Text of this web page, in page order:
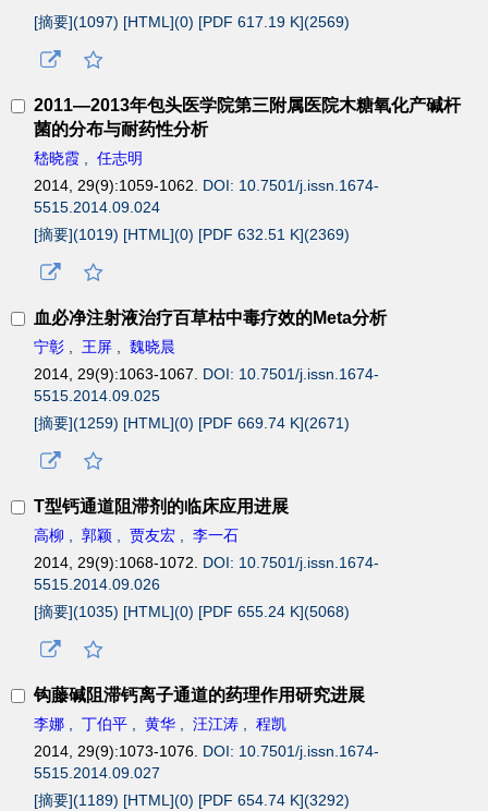
[摘要](1097) [HTML](0) [PDF 617.19 K](2569)
2011—2013年包头医学院第三附属医院木糖氧化产碱杆
菌的分布与耐药性分析
嵇晓霞 , 任志明
2014, 29(9):1059-1062. DOI: 10.7501/j.issn.1674-
5515.2014.09.024
[摘要](1019) [HTML](0) [PDF 632.51 K](2369)
血必净注射液治疗百草枯中毒疗效的Meta分析
宁彰 , 王屏 , 魏晓晨
2014, 29(9):1063-1067. DOI: 10.7501/j.issn.1674-
5515.2014.09.025
[摘要](1259) [HTML](0) [PDF 669.74 K](2671)
T型钙通道阻滞剂的临床应用进展
高柳 , 郭颖 , 贾友宏 , 李一石
2014, 29(9):1068-1072. DOI: 10.7501/j.issn.1674-
5515.2014.09.026
[摘要](1035) [HTML](0) [PDF 655.24 K](5068)
钩藤碱阻滞钙离子通道的药理作用研究进展
李娜 , 丁伯平 , 黄华 , 汪江涛 , 程凯
2014, 29(9):1073-1076. DOI: 10.7501/j.issn.1674-
5515.2014.09.027
[摘要](1189) [HTML](0) [PDF 654.74 K](3292)